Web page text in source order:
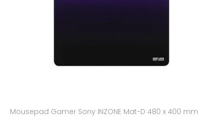
Mousepad Gamer Sony INZONE Mat-D 480 x 400 mm